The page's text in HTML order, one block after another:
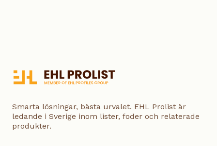
Smarta lösningar, bästa urvalet. EHL Prolist är
ledande i Sverige inom lister, foder och relaterade
produkter.